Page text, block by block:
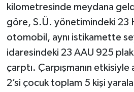
kilometresinde meydana
göre, S.Ü. yönetimindeki 23
otomobil, aynı istikamette
idaresindeki 23 AAU 925
çarptı. Çarpışmanın
2’si çocuk toplam 5 kişi